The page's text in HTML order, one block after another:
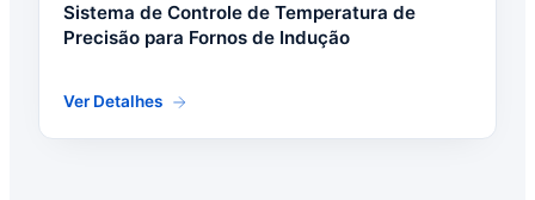
Sistema de Controle de Temperatura de
Precisão para Fornos de Indução
Ver Detalhes